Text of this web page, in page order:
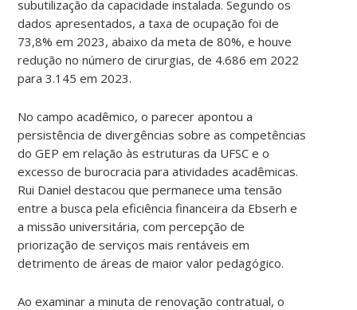
subutilização da capacidade instalada. Segundo os
dados apresentados, a taxa de ocupação foi de
73,8% em 2023, abaixo da meta de 80%, e houve
redução no número de cirurgias, de 4.686 em 2022
para 3.145 em 2023.
No campo acadêmico, o parecer apontou a
persistência de divergências sobre as competências
do GEP em relação às estruturas da UFSC e o
excesso de burocracia para atividades acadêmicas.
Rui Daniel destacou que permanece uma tensão
entre a busca pela eficiência financeira da Ebserh e
a missão universitária, com percepção de
priorização de serviços mais rentáveis ​​em
detrimento de áreas de maior valor pedagógico.
Ao examinar a minuta de renovação contratual, o